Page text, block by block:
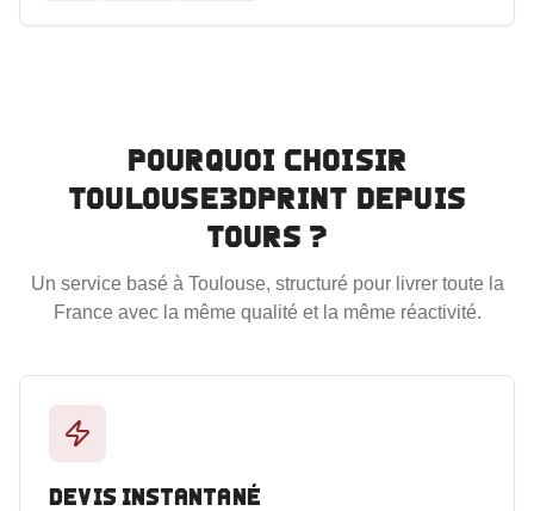
Pourquoi choisir
Toulouse3DPrint depuis
Tours ?
Un service basé à Toulouse, structuré pour livrer toute la
France avec la même qualité et la même réactivité.
Devis instantané